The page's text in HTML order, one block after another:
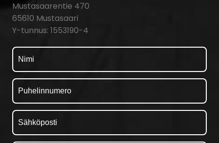
Mustasaarentie 470
65610 Mustasaari
Y-tunnus: 1553190-4